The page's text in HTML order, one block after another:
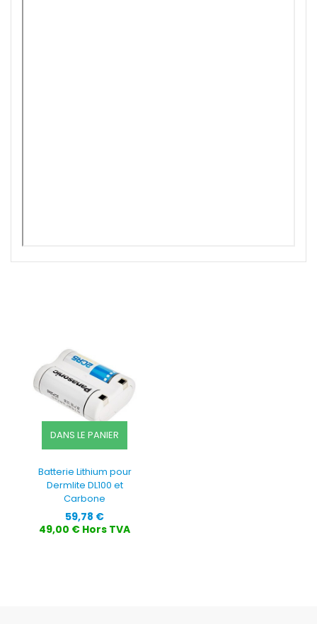
DANS LE PANIER
Batterie Lithium pour
Dermlite DL100 et
Carbone
Prix
59,78 €
49,00 € Hors TVA